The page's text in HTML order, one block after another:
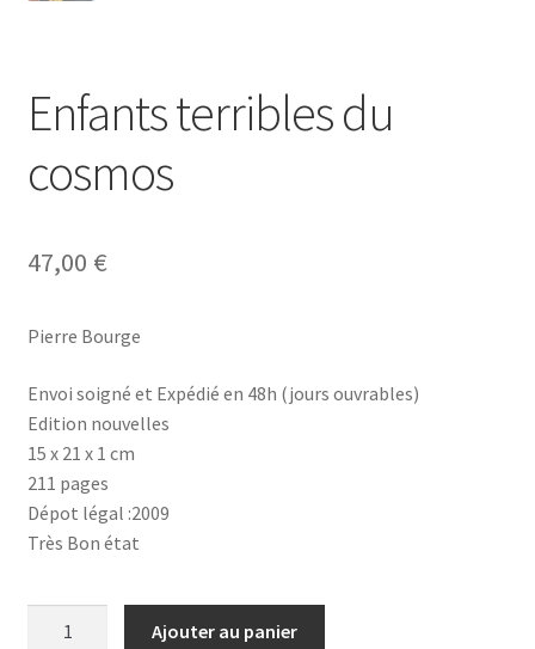
Enfants terribles du
cosmos
47,00 €
Pierre Bourge
Envoi soigné et Expédié en 48h (jours ouvrables)
Edition nouvelles
15 x 21 x 1 cm
211 pages
Dépot légal :2009
Très Bon état
Ajouter au panier